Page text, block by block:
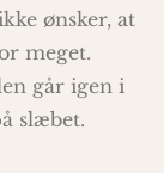
ønsker, at
meget.
går igen i
slæbet.